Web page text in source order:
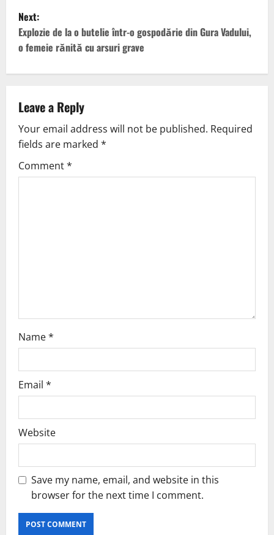
Next:
Explozie de la o butelie într-o gospodărie din Gura Vadului,
o femeie rănită cu arsuri grave
Leave a Reply
Your email address will not be published. Required
fields are marked *
Comment*
Name*
Email *
Website
Save my name, email, and website in this
browser for the next time I comment.